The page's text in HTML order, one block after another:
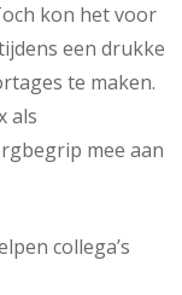
kon het voor
een drukke
te maken.
als
mee aan
collega’s